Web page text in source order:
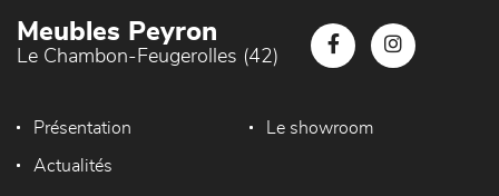
Meubles Peyron
Le Chambon-Feugerolles (42)
Présentation Le showroom
Actualités